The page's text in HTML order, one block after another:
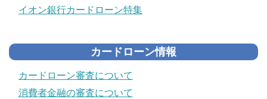
イオン銀行カードローン特集
カードローン情報
カードローン審査について
消費者金融の審査について